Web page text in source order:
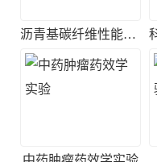
沥青基碳纤维性能检测